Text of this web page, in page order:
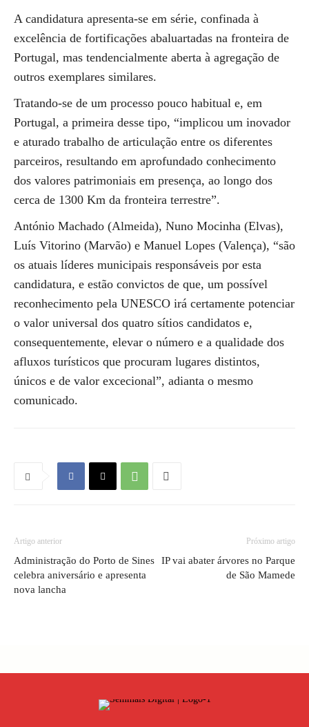
A candidatura apresenta-se em série, confinada à
excelência de fortificações abaluartadas na fronteira de
Portugal, mas tendencialmente aberta à agregação de
outros exemplares similares.
Tratando-se de um processo pouco habitual e, em
Portugal, a primeira desse tipo, “implicou um inovador
e aturado trabalho de articulação entre os diferentes
parceiros, resultando em aprofundado conhecimento
dos valores patrimoniais em presença, ao longo dos
cerca de 1300 Km da fronteira terrestre”.
António Machado (Almeida), Nuno Mocinha (Elvas),
Luís Vitorino (Marvão) e Manuel Lopes (Valença), “são
os atuais líderes municipais responsáveis por esta
candidatura, e estão convictos de que, um possível
reconhecimento pela UNESCO irá certamente potenciar
o valor universal dos quatro sítios candidatos e,
consequentemente, elevar o número e a qualidade dos
afluxos turísticos que procuram lugares distintos,
únicos e de valor excecional”, adianta o mesmo
comunicado.
Artigo anterior
Administração do Porto de Sines
celebra aniversário e apresenta
nova lancha
Próximo artigo
IP vai abater árvores no Parque
de São Mamede